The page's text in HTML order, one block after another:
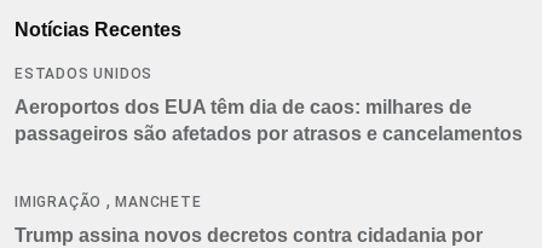
Notícias Recentes
ESTADOS UNIDOS
Aeroportos dos EUA têm dia de caos: milhares de
passageiros são afetados por atrasos e cancelamentos
IMIGRAÇÃO ,MANCHETE
Trump assina novos decretos contra cidadania por